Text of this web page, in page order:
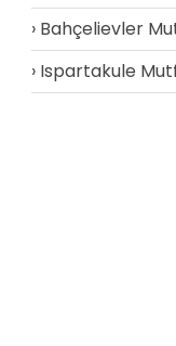
Bahçelievler
Ispartakule